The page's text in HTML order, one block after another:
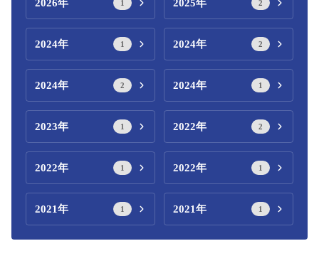
2026年 1 2025年 2
2024年 1 2024年 2
2024年 2 2024年 1
2023年 1 2022年 2
2022年 1 2022年 1
2021年 1 2021年 1